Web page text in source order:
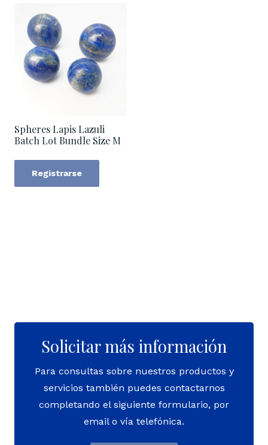
Spheres Lapis Lazuli
Batch Lot Bundle Size M
Registrarse
Solicitar más información
Para consultas sobre nuestros productos y
servicios también puedes contactarnos
completando el siguiente formulario, por
email o vía telefónica.